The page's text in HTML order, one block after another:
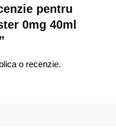
pentru
0mg 40ml
o recenzie.